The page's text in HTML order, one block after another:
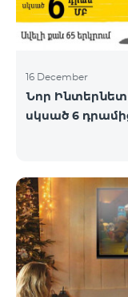
զարգացումը:
ստեղծելու
16 December
Նոր Ինտերնետ
սկսած 6